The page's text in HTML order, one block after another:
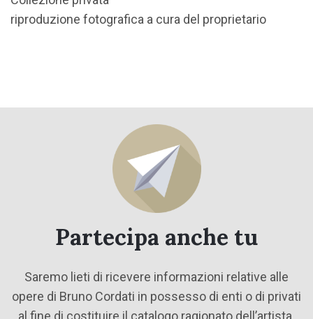
riproduzione fotografica a cura del proprietario
Partecipa anche tu
Saremo lieti di ricevere informazioni relative alle
opere di Bruno Cordati in possesso di enti o di privati
al fine di costituire il catalogo ragionato dell’artista.